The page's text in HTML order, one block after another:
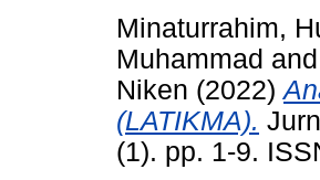
Minaturrahim,
Muhammad and
Niken (2022)
(LATIKMA).
(1). pp. 1-9.